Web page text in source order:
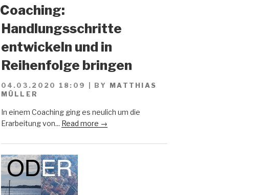
Coaching:
Handlungsschritte
entwickeln und in
Reihenfolge bringen
04.03.2020 18:09 BY
MATTHIAS
MÜLLER
In einem Coaching ging es neulich um die
Erarbeitung von... Read more →